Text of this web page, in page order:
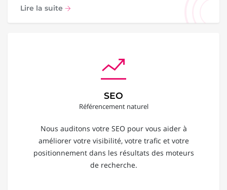
Lire la suite
SEO
Référencement naturel
Nous auditons votre SEO pour vous aider à
améliorer votre visibilité, votre trafic et votre
positionnement dans les résultats des moteurs
de recherche.